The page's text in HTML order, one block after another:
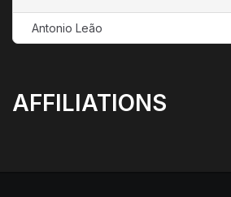
Antonio Leão
AFFILIATIONS